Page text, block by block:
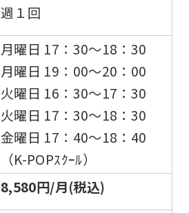
週１回
月曜日 17：30〜18：30
月曜日 19：00〜20：00
火曜日 16：30〜17：30
火曜日 17：30〜18：30
金曜日 17：40〜18：40
（K-POPｽｸｰﾙ）
8,580円/月(税込)